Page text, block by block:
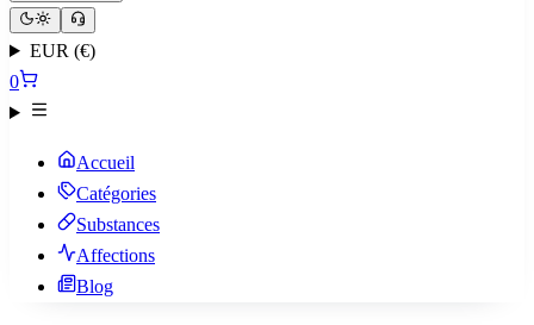
EUR (€)
0
Accueil
Catégories
Substances
Affections
Blog